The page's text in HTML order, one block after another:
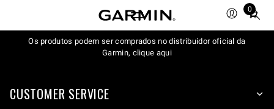
0
Total
items
in
Os produtos podem ser comprados no distribuidor oficial da
Garmin, clique aqui
CUSTOMER SERVICE